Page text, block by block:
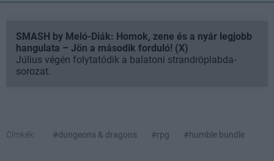
SMASH by Meló-Diák: Homok, zene és a nyár legjobb
hangulata – Jön a második forduló! (X)
Július végén folytatódik a balatoni strandröplabda-
sorozat.
Címkék: #dungeons & dragons #rpg #humble bundle